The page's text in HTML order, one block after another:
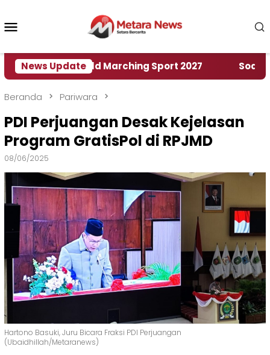
konten
News Update
World Marching Sport 2027 ‎Soal Rencana
Beranda Pariwara
PDI Perjuangan Desak Kejelasan
Program GratisPol di RPJMD
08/06/2025
Hartono Basuki, Juru Bicara Fraksi PDI Perjuangan
(Ubaidhillah/Metaranews)